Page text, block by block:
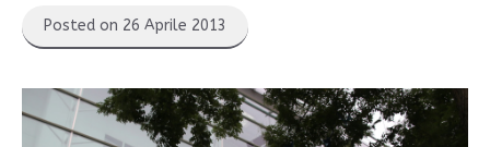
Posted on 26 Aprile 2013